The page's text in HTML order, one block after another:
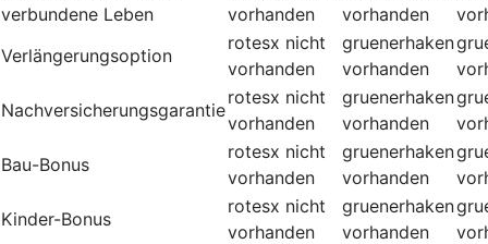
verbundene Leben
vorhanden
vorhanden
Verlängerungsoption
rotesx nicht
vorhanden
gruenerhaken
vorhanden
Nachversicherungsgarantie
rotesx nicht
vorhanden
gruenerhaken
vorhanden
Bau-Bonus
rotesx nicht
vorhanden
gruenerhaken
vorhanden
Kinder-Bonus
rotesx nicht
vorhanden
gruenerhaken
vorhanden